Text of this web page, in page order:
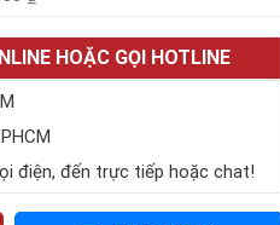
HOẶC GỌI HOTLINE
điện, đến trực tiếp hoặc chat!